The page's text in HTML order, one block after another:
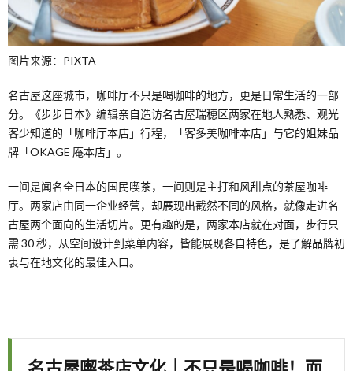
图片来源：PIXTA
名古屋这座城市，咖啡厅不只是喝咖啡的地方，更是日常生活的一部
分。《步步日本》编辑亲自造访名古屋瑞穂区两家在地人熟悉、观光
客少知道的「咖啡厅本店」行程，「客多美咖啡本店」与它的姐妹品
牌「OKAGE 庵本店」。
一间是闻名全日本的国民喫茶，一间则是主打和风甜点的茶屋咖啡
厅。两家店由同一企业经营，却展现出截然不同的风格，就像走进名
古屋两个面向的生活切片。更有趣的是，两家本店就在对面，步行只
需 30 秒，从空间设计到菜单内容，皆能展现各自特色，是了解品牌初
衷与在地文化的最佳入口。